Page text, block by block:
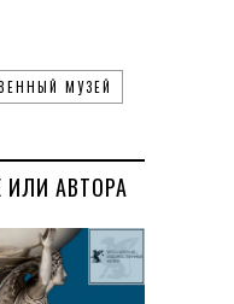
МУЗЕЙ
АВТОРА